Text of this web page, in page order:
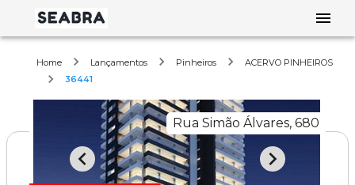
Home Lançamentos Pinheiros
ACERVO PINHEIROS
36441
Rua Simão Álvares, 680